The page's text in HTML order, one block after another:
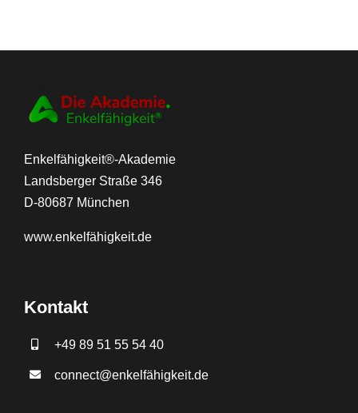
Enkelfähigkeit®-Akademie
Landsberger Straße 346
D-80687 München
www.enkelfähigkeit.de
Kontakt
+49 89 51 55 54 40
connect@enkelfähigkeit.de